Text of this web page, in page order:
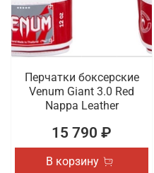
Перчатки боксерские
Venum Giant 3.0 Red
Nappa Leather
15 790 ₽
В корзину